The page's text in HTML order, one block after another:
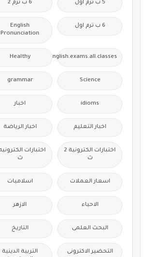
5 ب ترم اول 6 ب ترم 2
6 ب ترم اول
English
Pronunciation
Free.English.exams.all.classes
Healthy
Science
grammar
idioms اخبار
اخبار التعليم اخبار الرياضة
اختبارات الكترونية 2
ث
ث
اسعار العملات اسلاميات
الاحياء الازهر
البحث العلمى التاريخ
التحضير الاكترونى
التربية الدينية